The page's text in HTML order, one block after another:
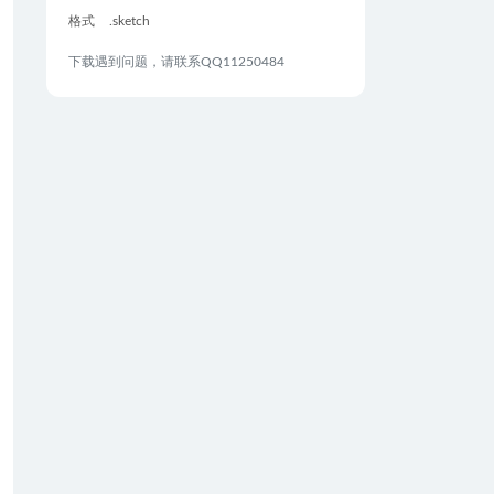
格式 .sketch
下载遇到问题，请联系QQ11250484